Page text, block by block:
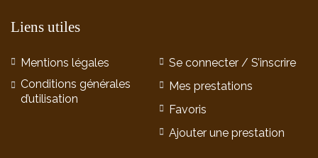
Liens utiles
Mentions légales
Conditions générales
d’utilisation
Se connecter / S’inscrire
Mes prestations
Favoris
Ajouter une prestation